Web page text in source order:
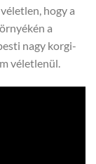
hogy a
a
nagy korgi-
véletlenül.